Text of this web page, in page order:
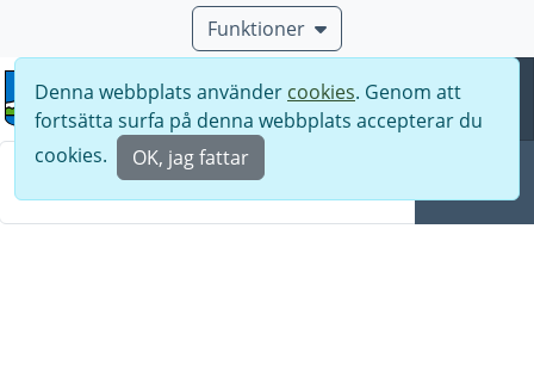
Funktioner
Meny
Denna webbplats använder cookies. Genom att
fortsätta surfa på denna webbplats accepterar du
cookies.
OK, jag fattar